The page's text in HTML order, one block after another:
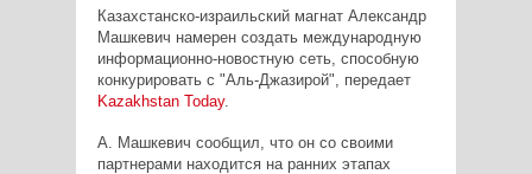
Казахстанско-израильский магнат Александр
Машкевич намерен создать международную
информационно-новостную сеть, способную
конкурировать с "Аль-Джазирой", передает
Kazakhstan Today.
А. Машкевич сообщил, что он со своими
партнерами находится на ранних этапах